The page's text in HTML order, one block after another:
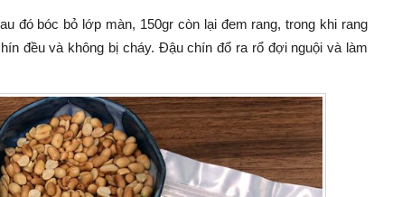
đó bóc bỏ lớp màn, 150gr còn lại đem rang, trong khi rang
đều và không bị cháy. Đậu chín đổ ra rổ đợi nguội và làm